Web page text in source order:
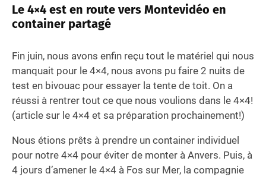
Le 4×4 est en route vers Montevidéo en
container partagé
Fin juin, nous avons enfin reçu tout le matériel qui nous
manquait pour le 4×4, nous avons pu faire 2 nuits de
test en bivouac pour essayer la tente de toit. On a
réussi à rentrer tout ce que nous voulions dans le 4×4!
(article sur le 4×4 et sa préparation prochainement!)
Nous étions prêts à prendre un container individuel
pour notre 4×4 pour éviter de monter à Anvers. Puis, à
4 jours d’amener le 4×4 à Fos sur Mer, la compagnie